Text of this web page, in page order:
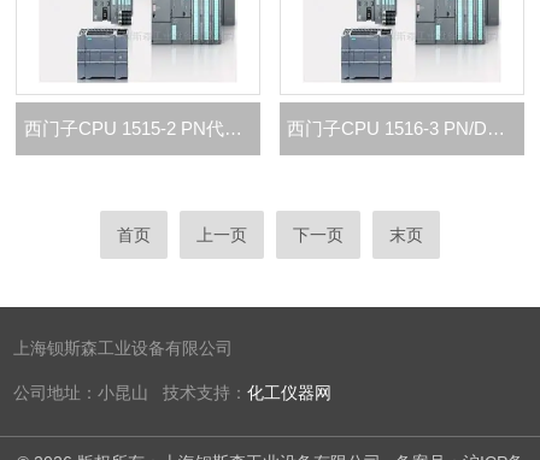
西门子CPU 1515-2 PN代理商 西门子CPU 1516-3 PN/DP代理商
首页 上一页 下一页 末页
上海钡斯森工业设备有限公司
公司地址：小昆山 技术支持：化工仪器网